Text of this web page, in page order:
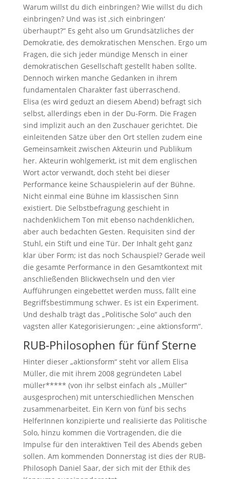
Warum willst du dich einbringen? Wie willst du dich
einbringen? Und was ist ‚sich einbringen‘
überhaupt?“ Es geht also um Grundsätzliches der
Demokratie, des demokratischen Menschen. Ergo um
Fragen, die sich jeder mündige Mensch in einer
demokratischen Gesellschaft gestellt haben sollte.
Dennoch wirken manche Gedanken in ihrem
fundamentalen Charakter fast überraschend.
Elisa (es wird geduzt an diesem Abend) befragt sich
selbst, allerdings eben in der Du-Form. Die Fragen
sind implizit auch an den Zuschauer gerichtet. Die
einleitenden Sätze über den Ort stellen zudem eine
Gemeinsamkeit zwischen Akteurin und Publikum
her. Akteurin wohlgemerkt, ist mit dem englischen
Wort actor verwandt, doch steht bei dieser
Performance keine Schauspielerin auf der Bühne.
Nicht einmal eine Bühne im klassischen Sinn
existiert. Die Selbstbefragung geschieht in
nachdenklichem Ton mit ebenso nachdenklichen,
aber auch bedachten Gesten. Requisiten sind der
Stuhl, ein Stift und eine Tür. Der Inhalt geht ganz
klar über Form; ist das noch Schauspiel? Gerade weil
die gesamte Performance in den Gesamtkontext mit
anschließenden Blickwechseln und den vier
Aufführungen eingebettet werden muss, fällt eine
Begriffsbestimmung schwer. Es ist ein Experiment.
Und deshalb trägt das „Politische Solo“ auch den
vagsten aller Kategorisierungen: „eine aktionsform“.
RUB-Philosophen für fünf Sterne
Hinter dieser „aktionsform“ steht vor allem Elisa
Müller, die mit ihrem 2008 gegründeten Label
müller***** (von ihr selbst einfach als „Müller“
ausgesprochen) mit unterschiedlichen Menschen
zusammenarbeitet. Ein Kern von fünf bis sechs
HelferInnen konzipierte und realisierte das Politische
Solo, hinzu kommen die Vortragenden, die die
Impulse für den interaktiven Teil des Abends geben
sollen. Am kommenden Donnerstag ist dies der RUB-
Philosoph Daniel Saar, der sich mit der Ethik des